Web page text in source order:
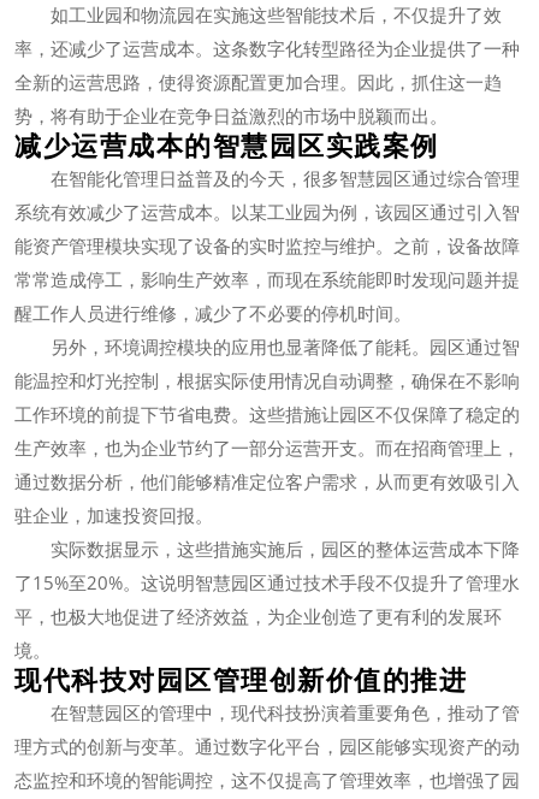
如工业园和物流园在实施这些智能技术后，不仅提升了效
率，还减少了运营成本。这条数字化转型路径为企业提供了一种
全新的运营思路，使得资源配置更加合理。因此，抓住这一趋
势，将有助于企业在竞争日益激烈的市场中脱颖而出。
减少运营成本的智慧园区实践案例
在智能化管理日益普及的今天，很多智慧园区通过综合管理
系统有效减少了运营成本。以某工业园为例，该园区通过引入智
能资产管理模块实现了设备的实时监控与维护。之前，设备故障
常常造成停工，影响生产效率，而现在系统能即时发现问题并提
醒工作人员进行维修，减少了不必要的停机时间。
另外，环境调控模块的应用也显著降低了能耗。园区通过智
能温控和灯光控制，根据实际使用情况自动调整，确保在不影响
工作环境的前提下节省电费。这些措施让园区不仅保障了稳定的
生产效率，也为企业节约了一部分运营开支。而在招商管理上，
通过数据分析，他们能够精准定位客户需求，从而更有效吸引入
驻企业，加速投资回报。
实际数据显示，这些措施实施后，园区的整体运营成本下降
了15%至20%。这说明智慧园区通过技术手段不仅提升了管理水
平，也极大地促进了经济效益，为企业创造了更有利的发展环
境。
现代科技对园区管理创新价值的推进
在智慧园区的管理中，现代科技扮演着重要角色，推动了管
理方式的创新与变革。通过数字化平台，园区能够实现资产的动
态监控和环境的智能调控，这不仅提高了管理效率，也增强了园